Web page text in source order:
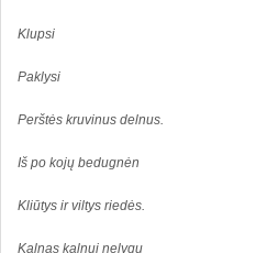
Klupsi
Paklysi
Perštės kruvinus delnus.
Iš po kojų bedugnėn
Kliūtys ir viltys riedės.
Kalnas kalnui nelygu